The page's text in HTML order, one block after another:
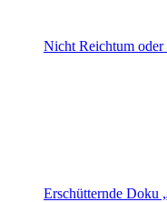
Nicht Reichtum
Erschütternde